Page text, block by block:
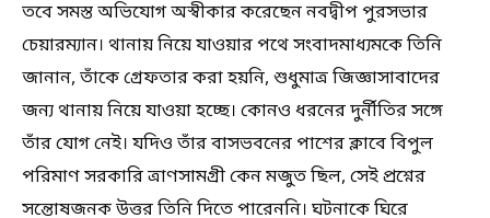
তবে সমস্ত অভিযোগ অস্বীকার করেছেন নবদ্বীপ পুরসভার
চেয়ারম্যান। থানায় নিয়ে যাওয়ার পথে সংবাদমাধ্যমকে তিনি
জানান, তাঁকে গ্রেফতার করা হয়নি, শুধুমাত্র জিজ্ঞাসাবাদের
জন্য থানায় নিয়ে যাওয়া হচ্ছে। কোনও ধরনের দুর্নীতির সঙ্গে
তাঁর যোগ নেই। যদিও তাঁর বাসভবনের পাশের ক্লাবে বিপুল
পরিমাণ সরকারি ত্রাণসামগ্রী কেন মজুত ছিল, সেই প্রশ্নের
সন্তোষজনক উত্তর তিনি দিতে পারেননি। ঘটনাকে ঘিরে